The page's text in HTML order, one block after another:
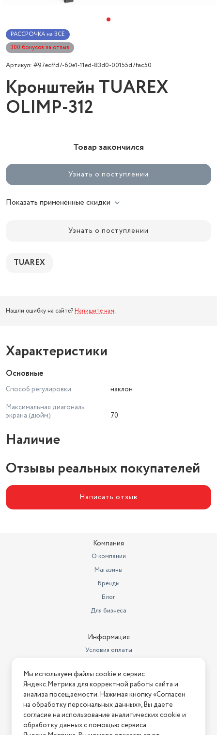
РАССРОЧКА на ВСЁ
300 бонусов за отзыв
Артикул: #97ecffd7-60e1-11ed-83d0-00155d7fac50
Кронштейн TUAREX
OLIMP-312
Товар закончился
Узнать о поступлении
Показать применённые скидки
Узнать о поступлении
TUAREX
Нашли ошибку на сайте? Напишите нам.
Характеристики
Основные
Способ регулировки
наклон
Максимальная диагональ
экрана (дюйм)
70
Наличие
Отзывы реальных покупателей
Написать отзыв
Компания
О компании
Магазины
Бренды
Блог
Для бизнеса
Информация
Условия оплаты
Условия возврата
Нашли ошибку на сайте? Напишите нам
2026 © Интернет-магазин "АстМаркет". У нас есть всё!
Мы используем файлы cookie и сервис
Яндекс.Метрика для корректной работы сайта и
анализа посещаемости. Нажимая кнопку «Согласен
на обработку персональных данных», Вы даете
согласие на использование аналитических cookie и
обработку данных с помощью сервиса